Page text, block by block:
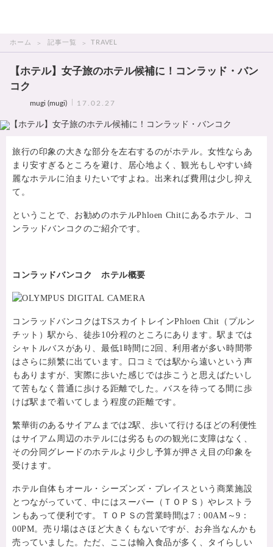
ホーム 記事一覧 TRAVEL
【ホテル】女子旅のホテル候補に！コンラッド・バン
コク
mugi (mugi) 17.02.27
旅行の印象の大きな部分を左右するのがホテル。女性ならあ
まり安すぎるところを避け、居心地よく、観光もしやすい綺
麗なホテルに泊まりたいですよね。出来れば費用は少し抑え
て。
ということで、お勧めのホテルPhloen Chitにあるホテル、コ
ンラッドバンコクのご紹介です。
コンラッドバンコク ホテル概要
コンラッドバンコクはTSスカイトレインPhloen Chit（プルン
チット）駅から、徒歩10分程のところにあります。駅までは
シャトルバスがあり、最低1時間に2回、利用者が多い時間帯
はさらに頻繁に出ています。口コミでは駅から遠いという声
もありますが、実際に歩いた感じでは歩こうと思えばたいし
て苦もなく普通に歩ける距離でした。バスを待ってる間に歩
けば駅まで着いてしまう程度の距離です。
繁華街のあるサイアムまでは2駅、歩いて行けるほどの利便性
はサイアム周辺のホテルには劣るものの観光に支障はなく、
その分同グレードのホテルより少し予算が押さえ目の印象を
受けます。
ホテル自体もオール・シーズンズ・プレイスという商業施設
とつながっていて、中にはスーパー（ＴＯＰＳ）やレストラ
ンもあって便利です。ＴＯＰＳの営業時間は7：00AM～9：
00PM。売り場はさほど大きくもないですが、お弁当なんかも
売っていました。ただ、ここは輸入食品が多く、タイらしい